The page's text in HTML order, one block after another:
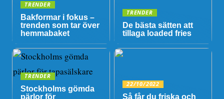
TRENDER
Bakformar i fokus –
trenden som tar över
hemmabaket
TRENDER
De bästa sätten att
tillaga loaded fries
TRENDER
Stockholms gömda
pärlor för
22/10/2022
Så får du friska och